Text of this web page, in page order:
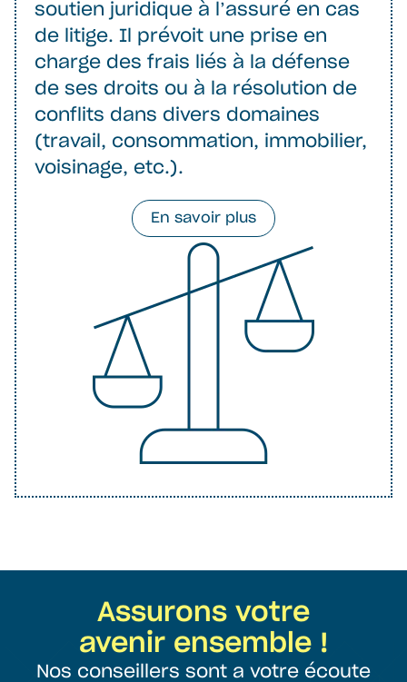
soutien juridique à l’assuré en cas
de litige. Il prévoit une prise en
charge des frais liés à la défense
de ses droits ou à la résolution de
conflits dans divers domaines
(travail, consommation, immobilier,
voisinage, etc.).
En savoir plus
Assurons votre
avenir ensemble !
Nos conseillers sont a votre écoute